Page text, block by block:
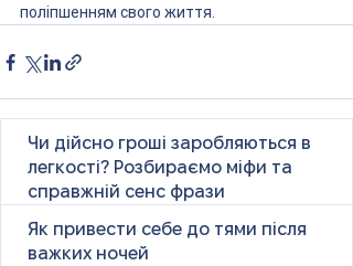
поліпшенням свого життя.
Чи дійсно гроші заробляються в
легкості? Розбираємо міфи та
справжній сенс фрази
Як привести себе до тями після
важких ночей